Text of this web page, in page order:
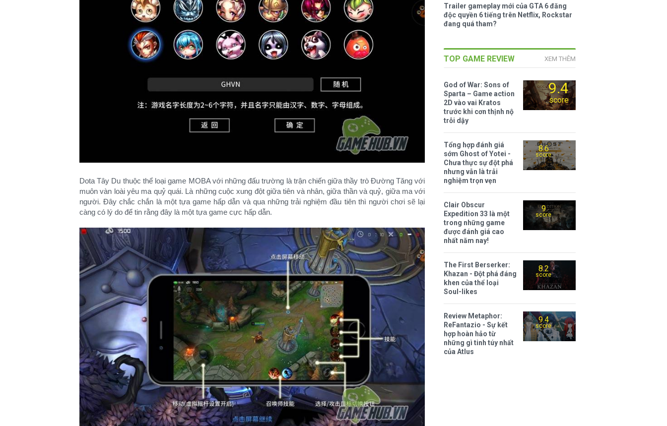
Dota Tây Du thuộc thể loại game MOBA với những đấu trường là trận chiến giữa thầy trò Đường Tăng với
muôn vàn loài yêu ma quỷ quái. Là những cuộc xung đột giữa tiên và nhân, giữa thần và quỷ, giữa ma với
người. Đây chắc chắn là một tựa game hấp dẫn và qua những trải nghiệm đầu tiên thì người chơi sẽ lại
càng có lý do để tin rằng đây là một tựa game cực hấp dẫn.
Trailer gameplay mới của GTA 6 đăng
độc quyền 6 tiếng trên Netflix, Rockstar
đang quá tham?
TOP GAME REVIEW XEM THÊM
9.4
score
God of War: Sons of
Sparta – Game action
2D vào vai Kratos
trước khi cơn thịnh nộ
trỗi dậy
8.6
score
Tổng hợp đánh giá
sớm Ghost of Yotei -
Chưa thực sự đột phá
nhưng vẫn là trải
nghiệm trọn vẹn
9
score
Clair Obscur
Expedition 33 là một
trong những game
được đánh giá cao
nhất năm nay!
8.2
score
The First Berserker:
Khazan - Đột phá đáng
khen của thể loại
Soul-likes
9.4
score
Review Metaphor:
ReFantazio - Sự kết
hợp hoàn hảo từ
những gì tinh túy nhất
của Atlus